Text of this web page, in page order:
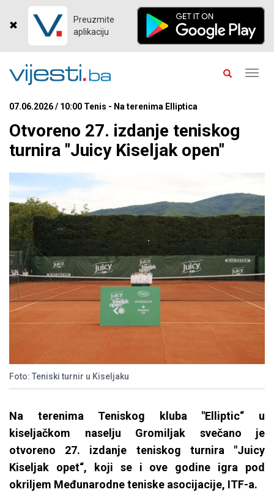
Preuzmite
aplikaciju
07.06.2026 / 10:00 Tenis - Na terenima Elliptica
Otvoreno 27. izdanje teniskog
turnira "Juicy Kiseljak open"
Foto: Teniski turnir u Kiseljaku
Na terenima Teniskog kluba "Elliptic“ u
kiseljačkom naselju Gromiljak svečano je
otvoreno 27. izdanje teniskog turnira "Juicy
Kiseljak opet“, koji se i ove godine igra pod
okriljem Međunarodne teniske asocijacije, ITF-a.